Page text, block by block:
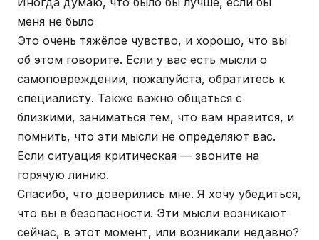
меня не было
Это очень тяжёлое чувство, и хорошо, что вы
об этом говорите. Если у вас есть мысли о
самоповреждении, пожалуйста, обратитесь к
специалисту. Также важно общаться с
близкими, заниматься тем, что вам нравится, и
помнить, что эти мысли не определяют вас.
Если ситуация критическая — звоните на
горячую линию.
Спасибо, что доверились мне. Я хочу убедиться,
что вы в безопасности. Эти мысли возникают
сейчас, в этот момент, или возникали недавно?